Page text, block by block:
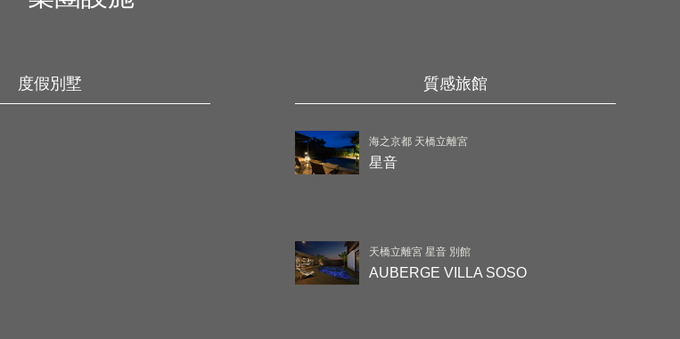
度假別墅 質感旅館
海之京都 天橋立離宮
星音
天橋立離宮 星音 別館
AUBERGE VILLA SOSO